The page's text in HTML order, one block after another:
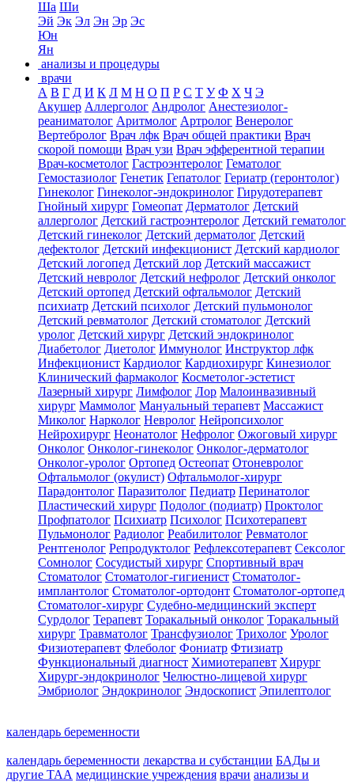
Ша Ши
Эй Эк Эл Эн Эр Эс
Юн
Ян
анализы и процедуры
врачи
А В Г Д И К Л М Н О П Р С Т У Ф Х Ч Э
Акушер Аллерголог Андролог Анестезиолог-
реаниматолог Аритмолог Артролог Венеролог
Вертебролог Врач лфк Врач общей практики Врач
скорой помощи Врач узи Врач эфферентной терапии
Врач-косметолог Гастроэнтеролог Гематолог
Гемостазиолог Генетик Гепатолог Гериатр (геронтолог)
Гинеколог Гинеколог-эндокринолог Гирудотерапевт
Гнойный хирург Гомеопат Дерматолог Детский
аллерголог Детский гастроэнтеролог Детский гематолог
Детский гинеколог Детский дерматолог Детский
дефектолог Детский инфекционист Детский кардиолог
Детский логопед Детский лор Детский массажист
Детский невролог Детский нефролог Детский онколог
Детский ортопед Детский офтальмолог Детский
психиатр Детский психолог Детский пульмонолог
Детский ревматолог Детский стоматолог Детский
уролог Детский хирург Детский эндокринолог
Диабетолог Диетолог Иммунолог Инструктор лфк
Инфекционист Кардиолог Кардиохирург Кинезиолог
Клинический фармаколог Косметолог-эстетист
Лазерный хирург Лимфолог Лор Малоинвазивный
хирург Маммолог Мануальный терапевт Массажист
Миколог Нарколог Невролог Нейропсихолог
Нейрохирург Неонатолог Нефролог Ожоговый хирург
Онколог Онколог-гинеколог Онколог-дерматолог
Онколог-уролог Ортопед Остеопат Отоневролог
Офтальмолог (окулист) Офтальмолог-хирург
Парадонтолог Паразитолог Педиатр Перинатолог
Пластический хирург Подолог (подиатр) Проктолог
Профпатолог Психиатр Психолог Психотерапевт
Пульмонолог Радиолог Реабилитолог Ревматолог
Рентгенолог Репродуктолог Рефлексотерапевт Сексолог
Сомнолог Сосудистый хирург Спортивный врач
Стоматолог Стоматолог-гигиенист Стоматолог-
имплантолог Стоматолог-ортодонт Стоматолог-ортопед
Стоматолог-хирург Судебно-медицинский эксперт
Сурдолог Терапевт Торакальный онколог Торакальный
хирург Травматолог Трансфузиолог Трихолог Уролог
Физиотерапевт Флеболог Фониатр Фтизиатр
Функциональный диагност Химиотерапевт Хирург
Хирург-эндокринолог Челюстно-лицевой хирург
Эмбриолог Эндокринолог Эндоскопист Эпилептолог
календарь беременности
календарь беременности лекарства и субстанции БАДы и
другие ТАА медицинские учреждения врачи анализы и